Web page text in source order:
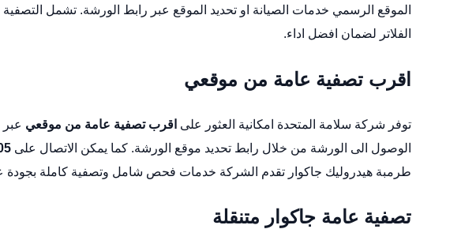
الموقع الرسمي خدمات الصيانة او تحديد الموقع عبر رابط الورشة. تشمل التصفية
الفلاتر لضمان افضل اداء.
اقرب تصفية عامة من موقعي
توفر شركة سلامة المتحدة امكانية العثور على اقرب تصفية عامة من موقعي
الوصول الى الورشة من خلال رابط تحديد موقع الورشة. كما يمكن الاتصال على
طرمبة هيدروليك جاكوار تقدم الشركة خدمات فحص شامل وتصفية كاملة بجودة
تصفية عامة جاكوار متنقلة